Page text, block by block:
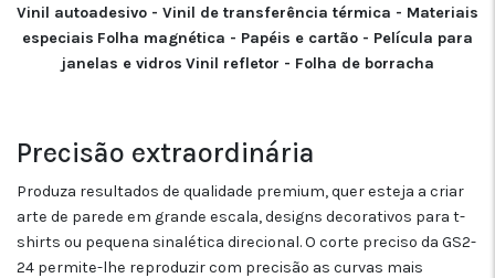
Vinil autoadesivo - Vinil de transferência térmica - Materiais
especiais Folha magnética - Papéis e cartão - Película para
janelas e vidros Vinil refletor - Folha de borracha
Precisão extraordinária
Produza resultados de qualidade premium, quer esteja a criar
arte de parede em grande escala, designs decorativos para t-
shirts ou pequena sinalética direcional. O corte preciso da GS2-
24 permite-lhe reproduzir com precisão as curvas mais